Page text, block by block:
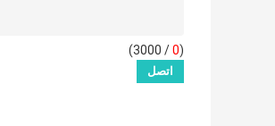
(
0
/ 3000)